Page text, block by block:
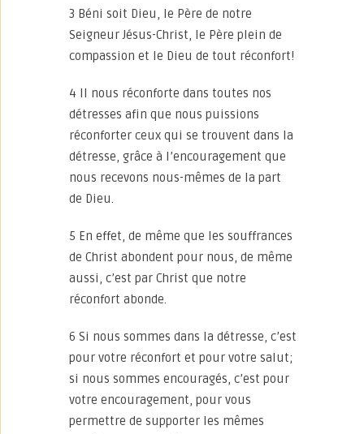
3 Béni soit Dieu, le Père de notre
Seigneur Jésus-Christ, le Père plein de
compassion et le Dieu de tout réconfort!
4 Il nous réconforte dans toutes nos
détresses afin que nous puissions
réconforter ceux qui se trouvent dans la
détresse, grâce à l’encouragement que
nous recevons nous-mêmes de la part
de Dieu.
5 En effet, de même que les souffrances
de Christ abondent pour nous, de même
aussi, c’est par Christ que notre
réconfort abonde.
6 Si nous sommes dans la détresse, c’est
pour votre réconfort et pour votre salut;
si nous sommes encouragés, c’est pour
votre encouragement, pour vous
permettre de supporter les mêmes